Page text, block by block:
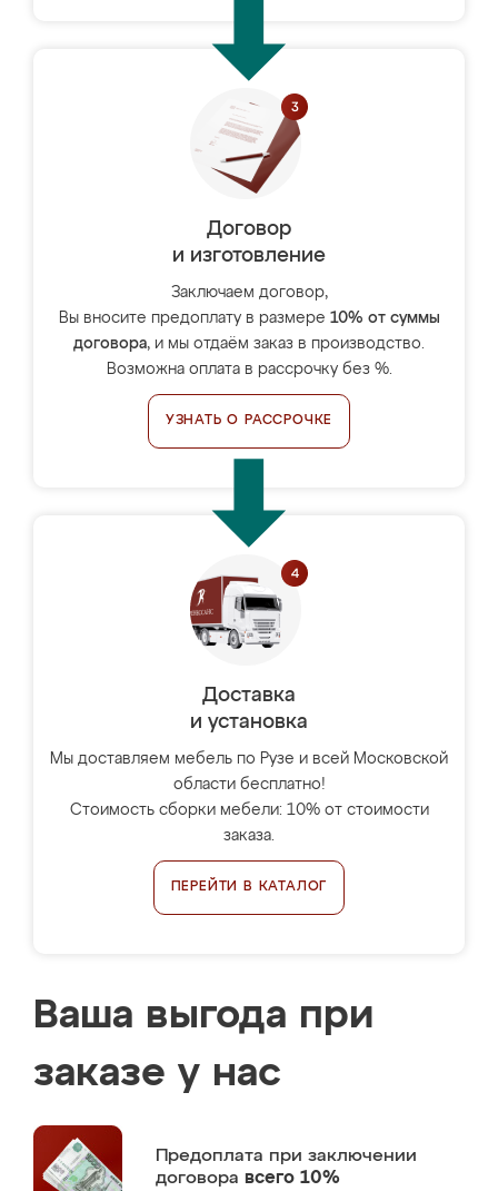
Договор
и изготовление
Заключаем договор,
Вы вносите предоплату в размере 10% от суммы
договора, и мы отдаём заказ в производство.
Возможна оплата в рассрочку без %.
УЗНАТЬ О РАССРОЧКЕ
Доставка
и установка
Мы доставляем мебель по Рузе и всей Московской
области бесплатно!
Стоимость сборки мебели: 10% от стоимости
заказа.
ПЕРЕЙТИ В КАТАЛОГ
Ваша выгода при
заказе у нас
Предоплата при заключении
договора всего 10%